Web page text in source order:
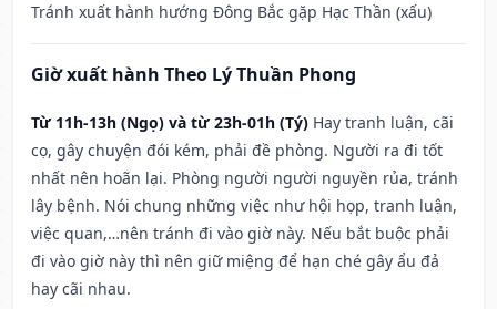
Tránh xuất hành hướng Đông Bắc gặp Hạc Thần (xấu)
Giờ xuất hành Theo Lý Thuần Phong
Từ 11h-13h (Ngọ) và từ 23h-01h (Tý) Hay tranh luận, cãi
cọ, gây chuyện đói kém, phải đề phòng. Người ra đi tốt
nhất nên hoãn lại. Phòng người người nguyền rủa, tránh
lây bệnh. Nói chung những việc như hội họp, tranh luận,
việc quan,…nên tránh đi vào giờ này. Nếu bắt buộc phải
đi vào giờ này thì nên giữ miệng để hạn ché gây ẩu đả
hay cãi nhau.